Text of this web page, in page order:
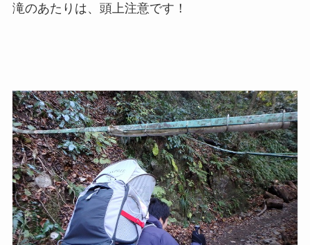
滝のあたりは、頭上注意です！